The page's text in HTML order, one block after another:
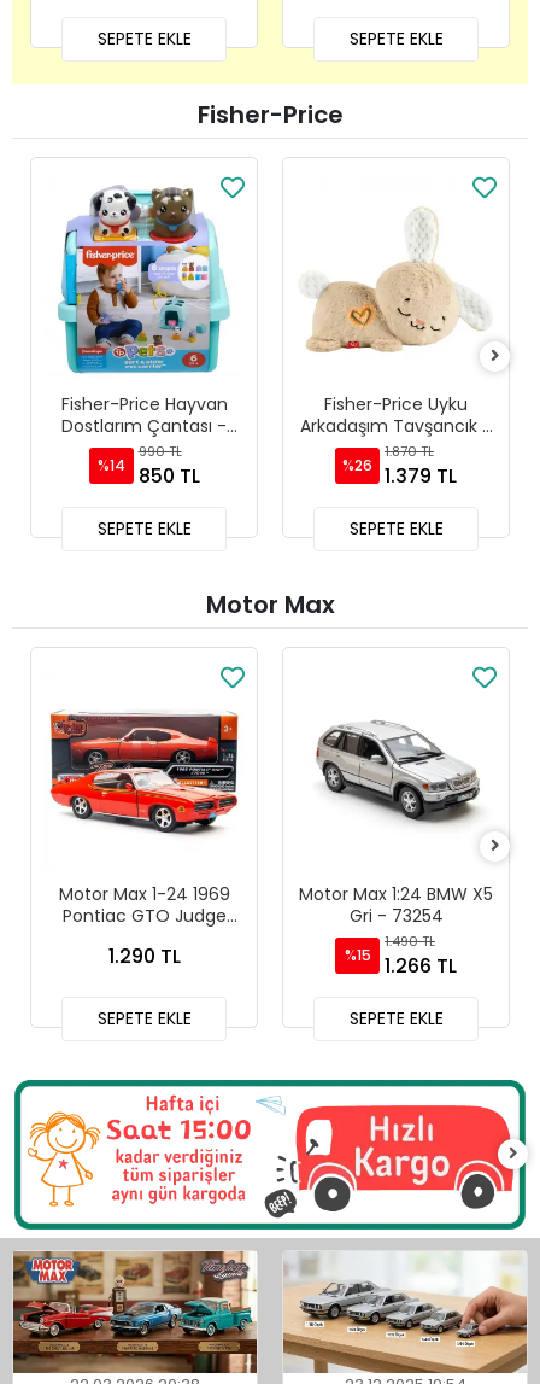
SEPETE EKLE SEPETE EKLE
Fisher-Price
Fisher-Price Hayvan
Dostlarım Çantası -
HTW93
%14
990 TL
850 TL
SEPETE EKLE
Fisher-Price Uyku
Arkadaşım Tavşancık -
HXG97
%26
1.870 TL
1.379 TL
SEPETE EKLE
Motor Max
Motor Max 1-24 1969
Pontiac GTO Judge
Turuncu - 73242
1.290 TL
SEPETE EKLE
Motor Max 1:24 BMW X5
Gri - 73254
%15
1.490 TL
1.266 TL
SEPETE EKLE